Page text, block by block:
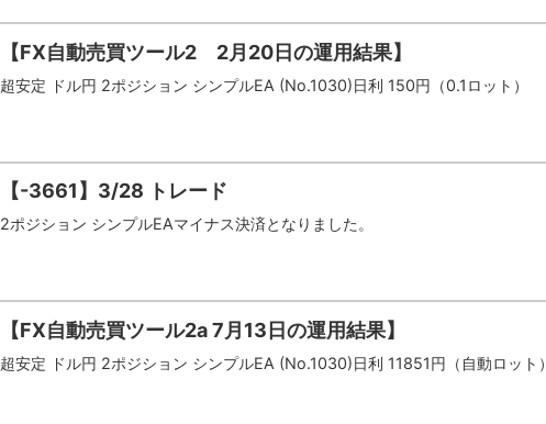
【FX自動売買ツール2 2月20日の運用結果】
超安定 ドル円 2ポジション シンプルEA (No.1030)日利 150円（0.1ロット）
【-3661】3/28 トレード
2ポジション シンプルEAマイナス決済となりました。
【FX自動売買ツール2a 7月13日の運用結果】
超安定 ドル円 2ポジション シンプルEA (No.1030)日利 11851円（自動ロット）